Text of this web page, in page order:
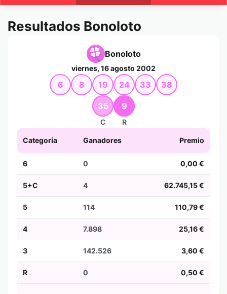
Resultados Bonoloto
Bonoloto
viernes, 16 agosto 2002
6 8 19 24 33 38
35
C
9
R
Categoría Ganadores Premio
6 0 0,00 €
5+C 4 62.745,15 €
5 114 110,79 €
4 7.898 25,16 €
3 142.526 3,60 €
R 0 0,50 €